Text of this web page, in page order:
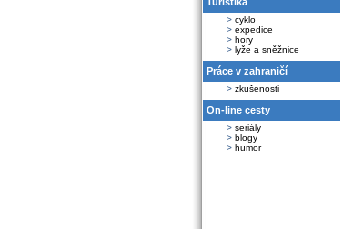
> cyklo
> expedice
> hory
> lyže a sněžnice
Práce v zahraničí
> zkušenosti
On-line cesty
> seriály
> blogy
> humor